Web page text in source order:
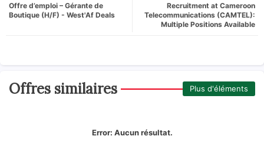
Recruitment at Cameroon
Telecommunications (CAMTEL):
Multiple Positions Available
Offre d’emploi – Gérante de
Boutique (H/F) - West'Af Deals
Offres similaires Plus d'éléments
Error: Aucun résultat.